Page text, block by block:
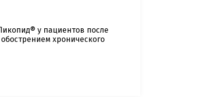
у пациентов после
хронического